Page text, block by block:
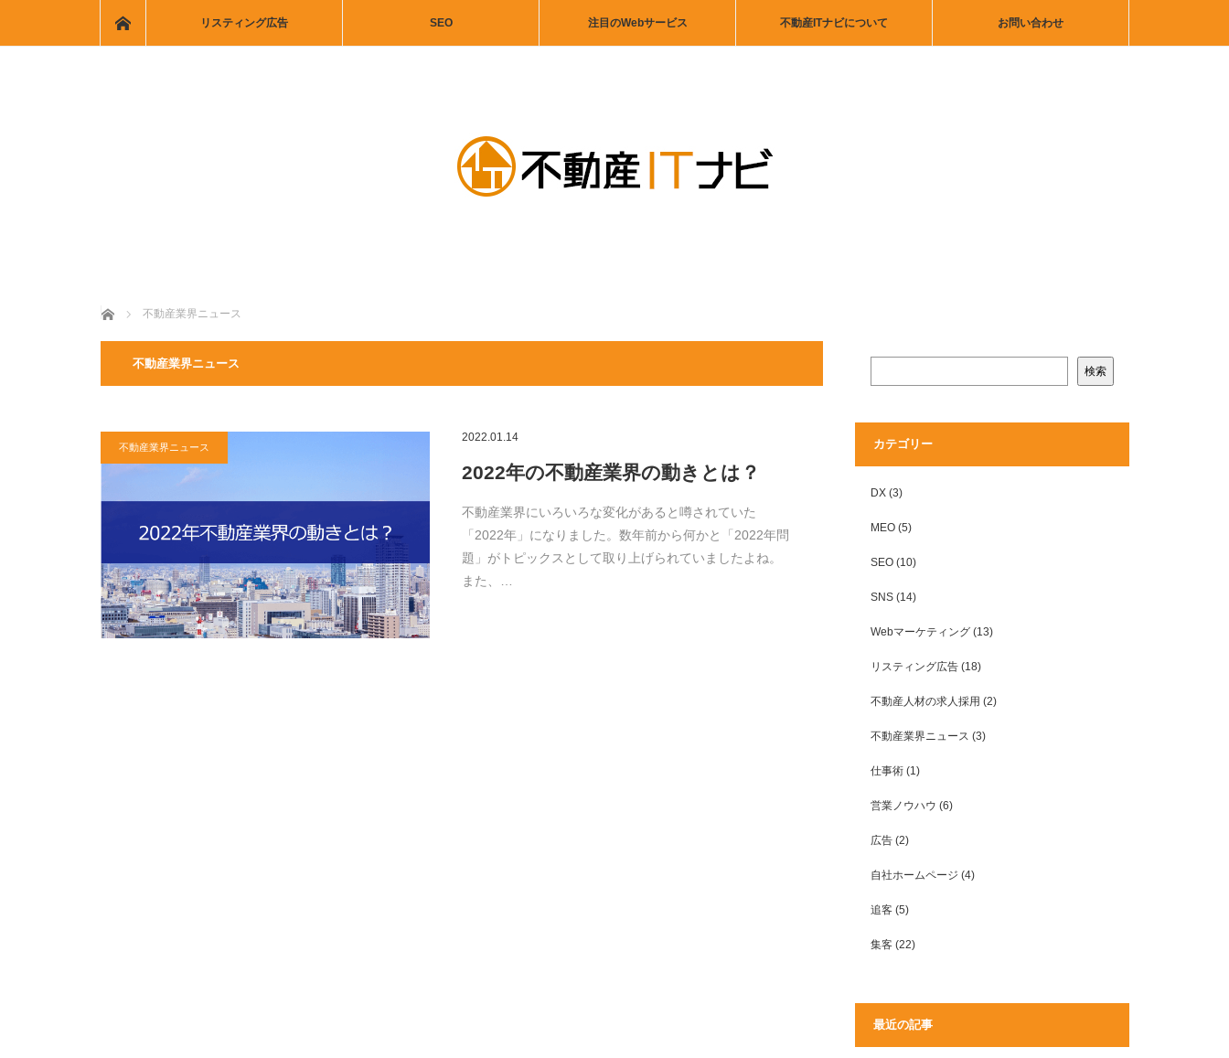
リスティング広告 SEO 注目のWebサービス 不動産ITナビについて お問い合わせ
ホーム 不動産業界ニュース
不動産業界ニュース
不動産業界ニュース
2022.01.14
2022年の不動産業界の動きとは？
不動産業界にいろいろな変化があると噂されていた
「2022年」になりました。数年前から何かと「2022年問
題」がトピックスとして取り上げられていましたよね。
また、…
検索
カテゴリー
DX(3)
MEO(5)
SEO(10)
SNS(14)
Webマーケティング(13)
リスティング広告(18)
不動産人材の求人採用 (2)
不動産業界ニュース (3)
仕事術(1)
営業ノウハウ (6)
広告(2)
自社ホームページ (4)
追客(5)
集客(22)
最近の記事